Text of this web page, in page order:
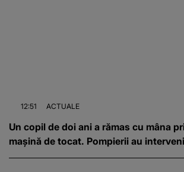
12:51 ACTUALE
Un copil de doi ani a rămas cu mâna
mașină de tocat. Pompierii au